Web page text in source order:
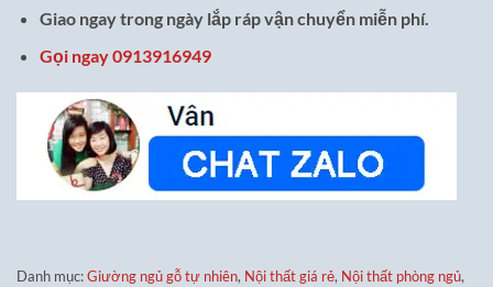
Giao ngay trong ngày lắp ráp vận chuyển miễn phí.
Gọi ngay 0913916949
Danh mục:Giường ngủ gỗ tự nhiên, Nội thất giá rẻ, Nội thất phòng ngủ,